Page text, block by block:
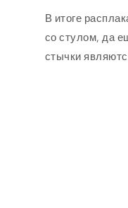
В итоге
со стулом, да
стычки